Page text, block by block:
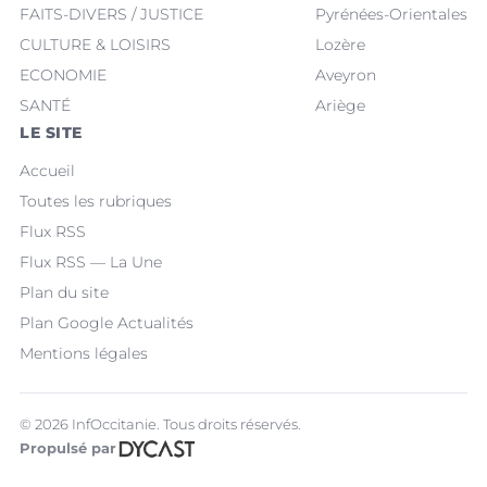
FAITS-DIVERS / JUSTICE
CULTURE & LOISIRS
ECONOMIE
SANTÉ
Pyrénées-Orientales
Lozère
Aveyron
Ariège
LE SITE
Accueil
Toutes les rubriques
Flux RSS
Flux RSS — La Une
Plan du site
Plan Google Actualités
Mentions légales
© 2026 InfOccitanie. Tous droits réservés.
Propulsé par